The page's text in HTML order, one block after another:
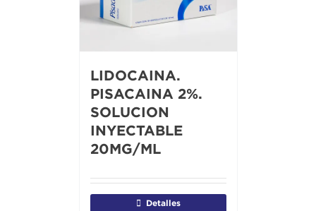
LIDOCAINA.
PISACAINA 2%.
SOLUCION
INYECTABLE
20MG/ML
Detalles